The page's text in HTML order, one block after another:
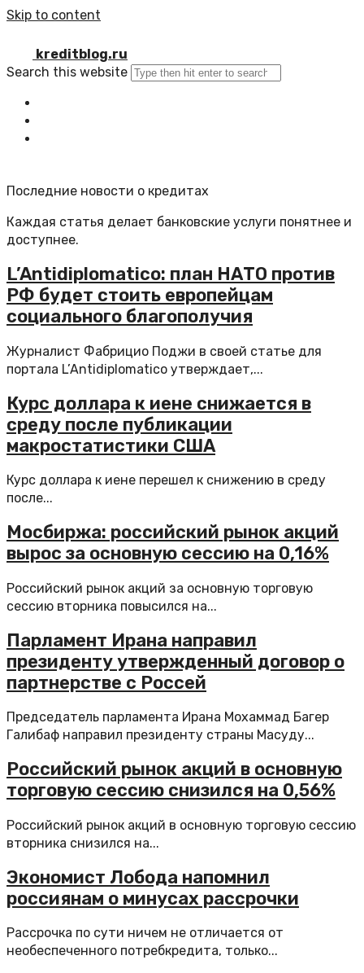
Skip to content
kreditblog.ru
Search this website
Последние новости о кредитах
Каждая статья делает банковские услуги понятнее и
доступнее.
L’Antidiplomatico: план НАТО против
РФ будет стоить европейцам
социального благополучия
Журналист Фабрицио Поджи в своей статье для
портала L’Antidiplomatico утверждает,...
Курс доллара к иене снижается в
среду после публикации
макростатистики США
Курс доллара к иене перешел к снижению в среду
после...
Мосбиржа: российский рынок акций
вырос за основную сессию на 0,16%
Российский рынок акций за основную торговую
сессию вторника повысился на...
Парламент Ирана направил
президенту утвержденный договор о
партнерстве с Россей
Председатель парламента Ирана Мохаммад Багер
Галибаф направил президенту страны Масуду...
Российский рынок акций в основную
торговую сессию снизился на 0,56%
Российский рынок акций в основную торговую сессию
вторника снизился на...
Экономист Лобода напомнил
россиянам о минусах рассрочки
Рассрочка по сути ничем не отличается от
необеспеченного потребкредита, только...